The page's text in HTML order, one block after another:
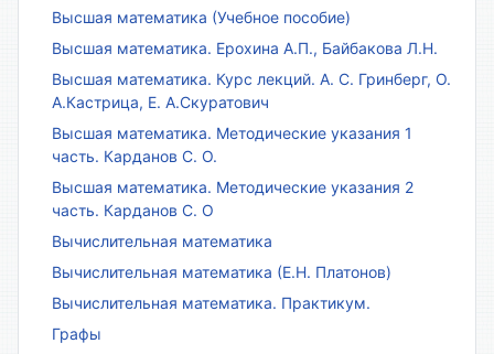
Высшая математика (Учебное пособие)
Высшая математика. Ерохина А.П., Байбакова Л.Н.
Высшая математика. Курс лекций. А. С. Гринберг, О.
А.Кастрица, Е. А.Скуратович
Высшая математика. Методические указания 1
часть. Карданов С. О.
Высшая математика. Методические указания 2
часть. Карданов С. О
Вычислительная математика
Вычислительная математика (Е.Н. Платонов)
Вычислительная математика. Практикум.
Графы